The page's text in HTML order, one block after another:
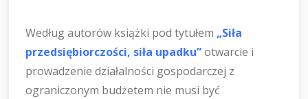
Według autorów książki pod tytułem „Siła
przedsiębiorczości, siła upadku”otwarcie i
prowadzenie działalności gospodarczej z
ograniczonym budżetem nie musi być